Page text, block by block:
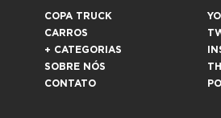
COPA TRUCK
CARROS
+ CATEGORIAS
SOBRE NÓS
CONTATO